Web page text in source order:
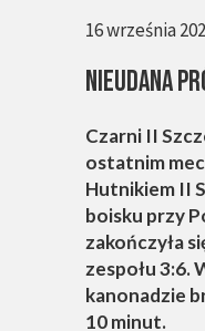
Czarni II
ostatnim
Hutnikiem II
boisku przy
zakończyła
zespołu 3:6.
kanonadzie
10 minut.
NIEUDANA
16 września